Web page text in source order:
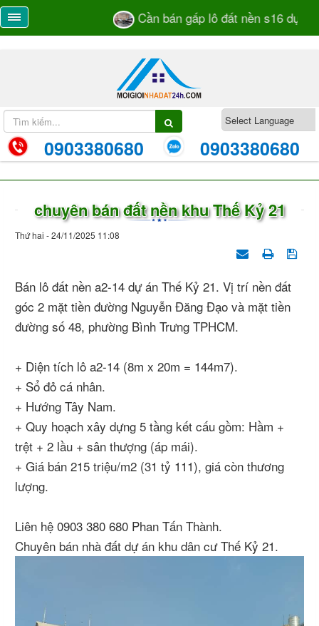
Cần bán gấp lô đất nền s16 dự án
0903380680 0903380680
chuyên bán đất nền khu Thế Kỷ 21
Thứ hai - 24/11/2025 11:08
Bán lô đất nền a2-14 dự án Thế Kỷ 21. Vị trí nền đất
góc 2 mặt tiền đường Nguyễn Đăng Đạo và mặt tiền
đường số 48, phường Bình Trưng TPHCM.
+ Diện tích lô a2-14 (8m x 20m = 144m7).
+ Sổ đỏ cá nhân.
+ Hướng Tây Nam.
+ Quy hoạch xây dựng 5 tầng kết cấu gồm: Hầm +
trệt + 2 lầu + sân thượng (áp mái).
+ Giá bán 215 triệu/m2 (31 tỷ 111), giá còn thương
lượng.
Liên hệ 0903 380 680 Phan Tấn Thành.
Chuyên bán nhà đất dự án khu dân cư Thế Kỷ 21.